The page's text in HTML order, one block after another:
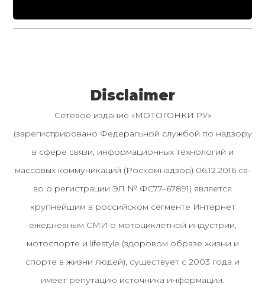
Disclaimer
Сетевое издание «МОТОГОНКИ.РУ»
(зарегистрировано Федеральной службой по надзору
в сфере связи, информационных технологий и
массовых коммуникаций (Роскомнадзор) 06.12.2016 св-
во о регистрации ЭЛ № ФС77–67891) является
крупнейшим в российском сегменте Интернет
ежедневным СМИ о мотоциклетной индустрии,
мотоспорте и lifestyle (здоровом образе жизни и
спорте в жизни людей), существует с 2003 года и
имеет репутацию источника информации.